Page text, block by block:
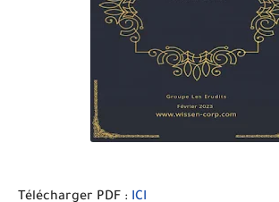
Télécharger PDF : ICI